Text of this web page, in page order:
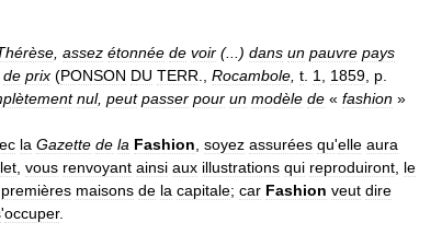
assez étonnée de voir (...) dans un pauvre pays
de prix (PONSON DU TERR Rocambole t 1 1859 p
nul, peut passer pour un modèle de « fashion »
la Gazette de la Fashion soyez assurées qu'elle aura
vous renvoyant ainsi aux illustrations qui reproduiront le
premières maisons de la capitale; car Fashion veut dire
'occuper.